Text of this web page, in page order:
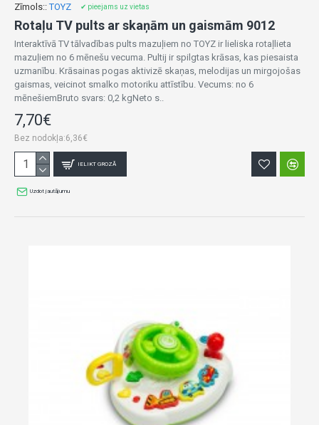
Zīmols:: TOYZ ✔ pieejams uz vietas
Rotaļu TV pults ar skaņām un gaismām 9012
Interaktīvā TV tālvadības pults mazuļiem no TOYZ ir lieliska rotaļlieta
mazuļiem no 6 mēnešu vecuma. Pultij ir spilgtas krāsas, kas piesaista
uzmanību. Krāsainas pogas aktivizē skaņas, melodijas un mirgojošas
gaismas, veicinot smalko motoriku attīstību. Vecums: no 6
mēnešiemBruto svars: 0,2 kgNeto s..
7,70€
Bez nodokļa:6,36€
IELIKT GROZĀ
Uzdot jautājumu